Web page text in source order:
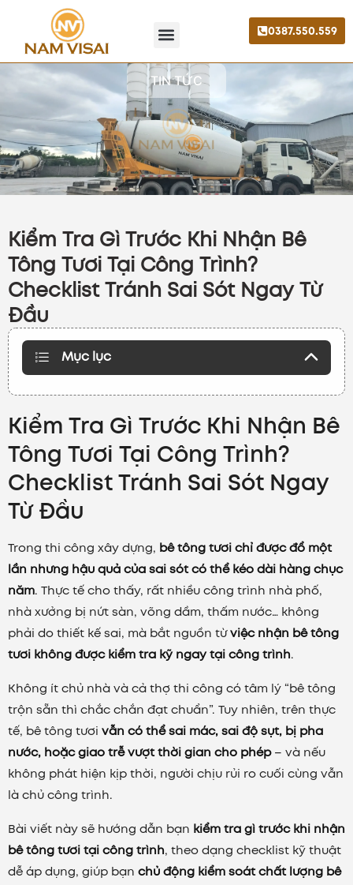
0387.550.559
TIN TỨC
Kiểm Tra Gì Trước Khi Nhận Bê
Tông Tươi Tại Công Trình?
Checklist Tránh Sai Sót Ngay Từ
Đầu
Mục lục
Kiểm Tra Gì Trước Khi Nhận Bê
Tông Tươi Tại Công Trình?
Checklist Tránh Sai Sót Ngay
Từ Đầu
Trong thi công xây dựng, bê tông tươi chỉ được đổ một
lần nhưng hậu quả của sai sót có thể kéo dài hàng chục
năm. Thực tế cho thấy, rất nhiều công trình nhà phố,
nhà xưởng bị nứt sàn, võng dầm, thấm nước… không
phải do thiết kế sai, mà bắt nguồn từviệc nhận bê tông
tươi không được kiểm tra kỹ ngay tại công trình.
Không ít chủ nhà và cả thợ thi công có tâm lý “bê tông
trộn sẵn thì chắc chắn đạt chuẩn”. Tuy nhiên, trên thực
tế, bê tông tươi vẫn có thể sai mác, sai độ sụt, bị pha
nước, hoặc giao trễ vượt thời gian cho phép– và nếu
không phát hiện kịp thời, người chịu rủi ro cuối cùng vẫn
là chủ công trình.
Bài viết này sẽ hướng dẫn bạn kiểm tra gì trước khi nhận
bê tông tươi tại công trình, theo dạng checklist kỹ thuật
dễ áp dụng, giúp bạn chủ động kiểm soát chất lượng bê